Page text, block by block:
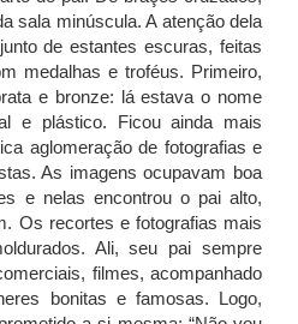
sala minúscula. A atenção dela
de estantes escuras, feitas
medalhas e troféus. Primeiro,
e bronze: lá estava o nome
e plástico. Ficou ainda mais
aglomeração de fotografias e
As imagens ocupavam boa
e nelas encontrou o pai alto,
Os recortes e fotografias mais
Ali, seu pai sempre
filmes, acompanhado
bonitas e famosas. Logo,